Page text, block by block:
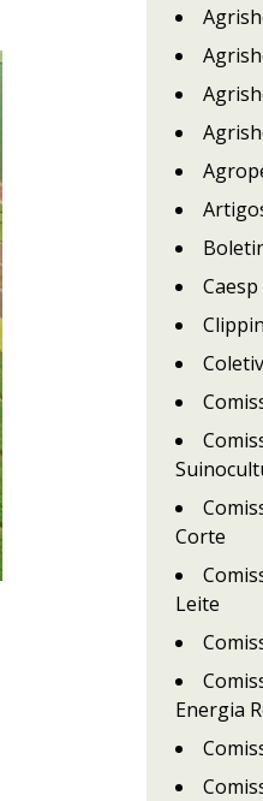
Caesp
Corte
Leite
Energia